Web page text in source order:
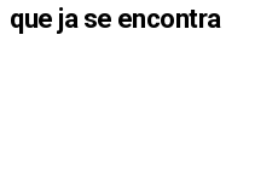
que ja se encontra